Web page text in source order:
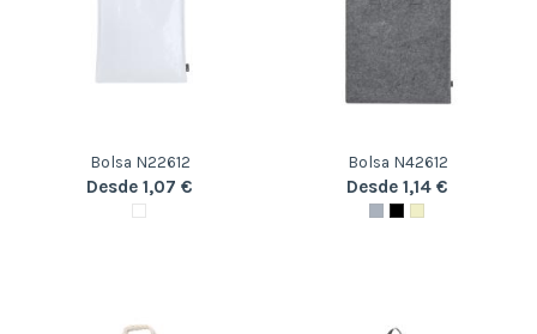
Bolsa N22612
Desde 1,07 €
Bolsa N42612
Desde 1,14 €